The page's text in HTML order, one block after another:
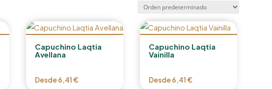
Capuchino Laqtia
Avellana
Desde6,41€
Capuchino Laqtia
Vainilla
Desde6,41€